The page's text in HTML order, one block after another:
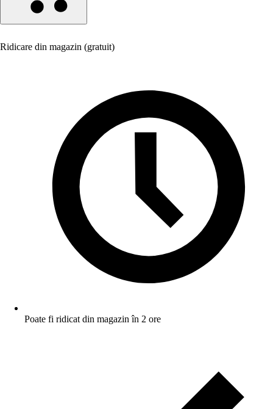
Ridicare din magazin (gratuit)
Poate fi ridicat din magazin în 2 ore